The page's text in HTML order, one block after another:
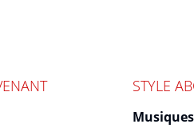
STYLE